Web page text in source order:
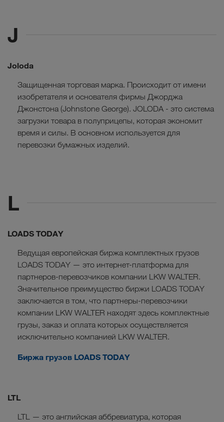
J
Joloda
Защищенная торговая марка. Происходит от имени
изобретателя и основателя фирмы Джорджа
Джонстона (Johnstone George). JOLODA - это система
загрузки товара в полуприцепы, которая экономит
время и силы. В основном используется для
перевозки бумажных изделий.
L
LOADS TODAY
Ведущая европейская биржа комплектных грузов
LOADS TODAY — это интернет-платформа для
партнеров-перевозчиков компании LKW WALTER.
Значительное преимущество биржи LOADS TODAY
заключается в том, что партнеры-перевозчики
компании LKW WALTER находят здесь комплектные
грузы, заказ и оплата которых осуществляется
исключительно компанией LKW WALTER.
Биржа грузов LOADS TODAY
LTL
LTL — это английская аббревиатура, которая